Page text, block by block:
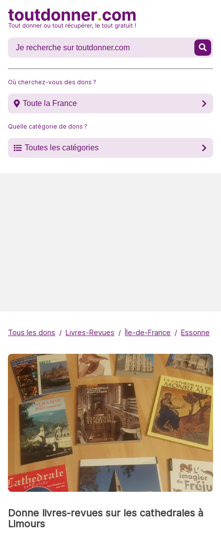
Où cherchez-vous des dons ?
Toute la France
Quelle catégorie de dons ?
Toutes les catégories
Tous les dons Livres-Revues Île-de-France Essonne
Donne livres-revues sur les cathedrales à
Limours